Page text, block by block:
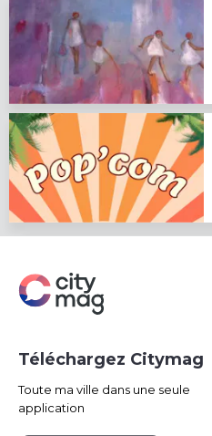
Téléchargez Citymag
Toute ma ville dans une seule
application